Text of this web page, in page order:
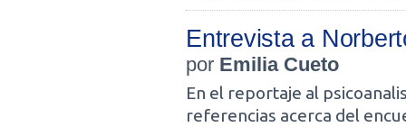
Entrevista a
por Emilia Cueto
En el reportaje al
referencias acerca del